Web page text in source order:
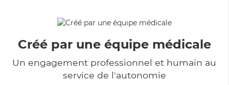
Créé par une équipe médicale
Un engagement professionnel et humain au
service de l'autonomie